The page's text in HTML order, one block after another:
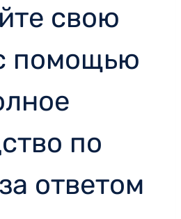
свою
помощью
по
ответом